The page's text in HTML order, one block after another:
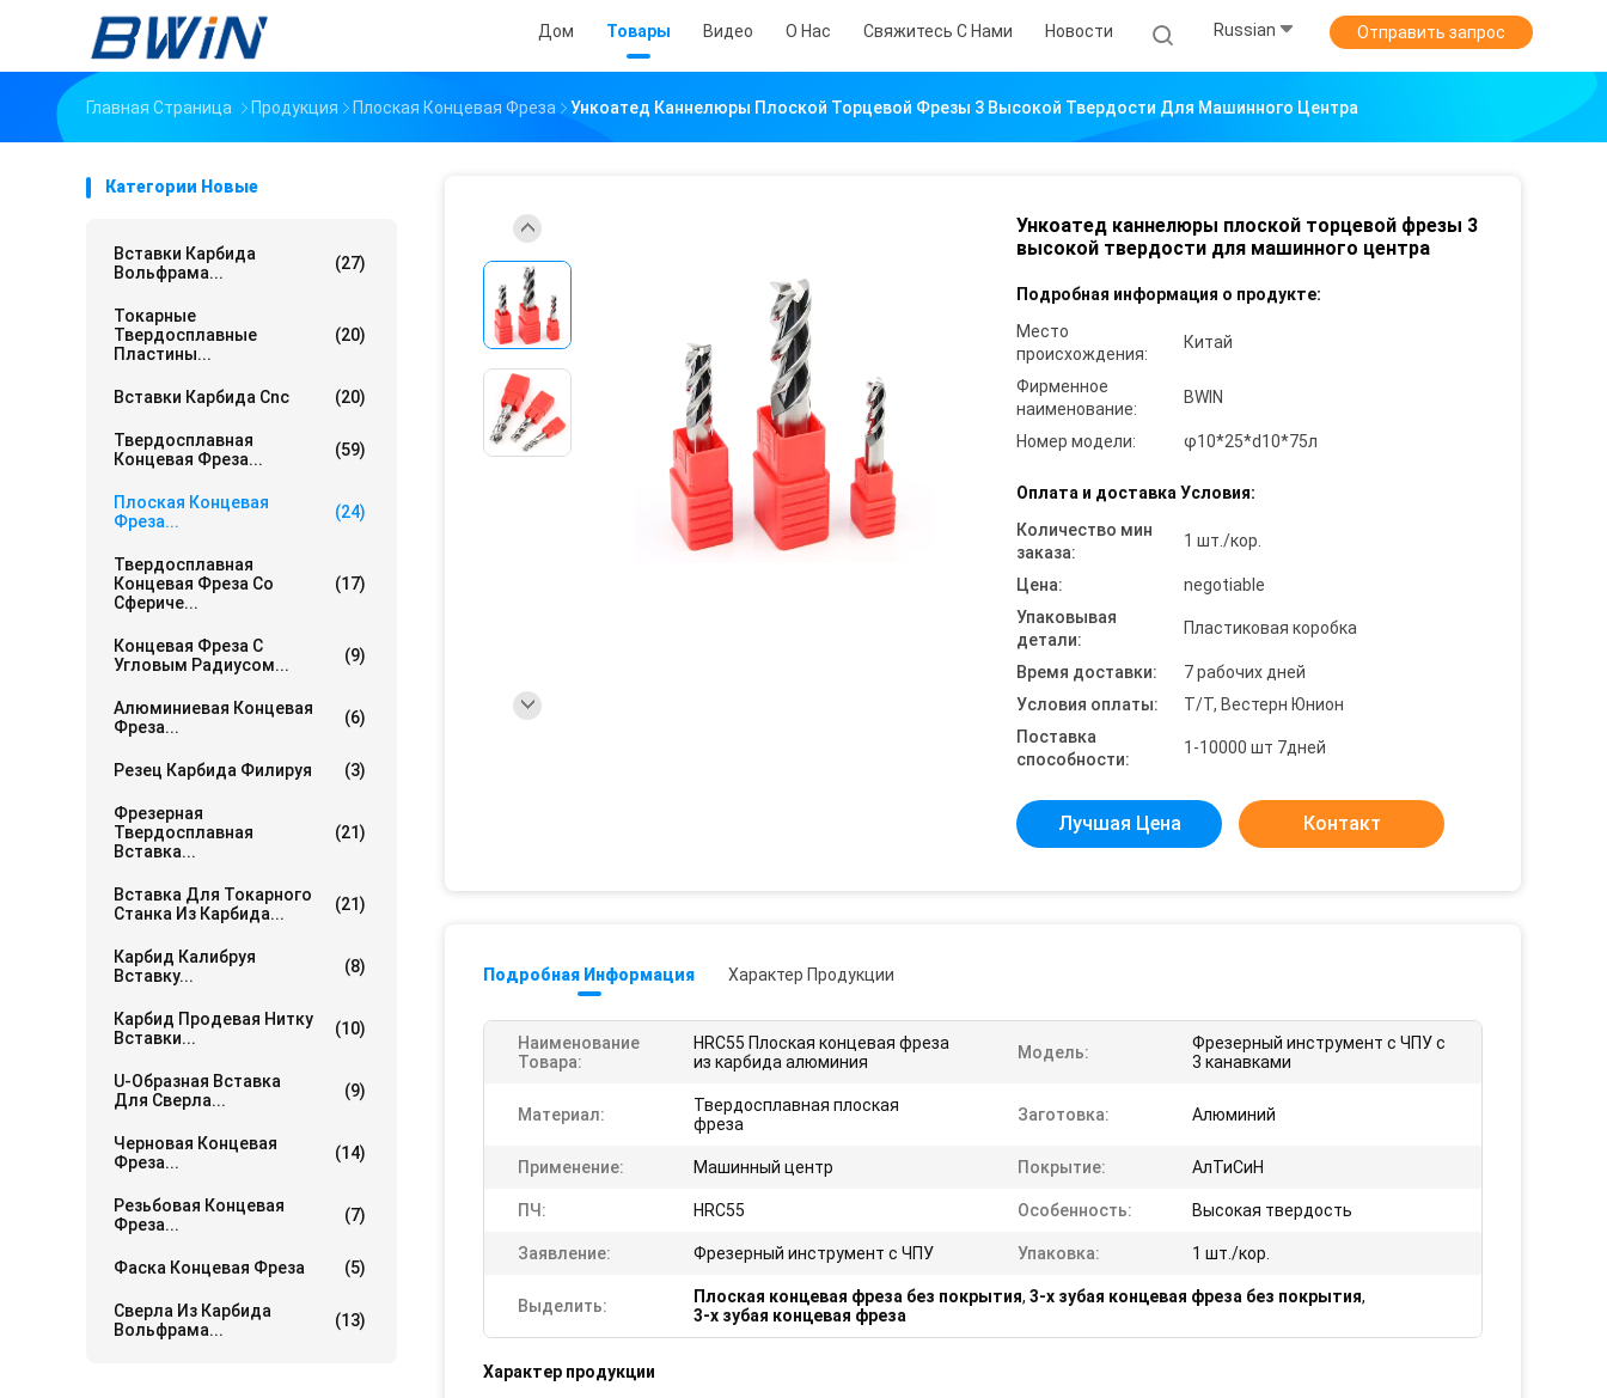
Дом Товары Видео О Нас Свяжитесь С Нами Новости Russian Отправить запрос
Главная Страница Продукция Плоская Концевая Фреза Ункоатед Каннелюры Плоской Торцевой Фрезы 3 Высокой Твердости Для Машинного Центра
Категории Новые
Вставки Карбида
Вольфрама...
(27)
Токарные
Твердосплавные
Пластины...
(20)
Вставки Карбида Cnc (20)
Твердосплавная
Концевая Фреза...
(59)
Плоская Концевая
Фреза...
(24)
Твердосплавная
Концевая Фреза Со
Сфериче...
(17)
Концевая Фреза С
Угловым Радиусом...
(9)
Алюминиевая Концевая
Фреза...
(6)
Резец Карбида Филируя (3)
Фрезерная
Твердосплавная
Вставка...
(21)
Вставка Для Токарного
Станка Из Карбида...
(21)
Карбид Калибруя
Вставку...
(8)
Карбид Продевая Нитку
Вставки...
(10)
U-Образная Вставка
Для Сверла...
(9)
Черновая Концевая
Фреза...
(14)
Резьбовая Концевая
Фреза...
(7)
Фаска Концевая Фреза (5)
Сверла Из Карбида
Вольфрама...
(13)
Ункоатед каннелюры плоской торцевой фрезы 3
высокой твердости для машинного центра
Подробная информация о продукте:
Место
происхождения:
Китай
Фирменное
наименование:
BWIN
Номер модели: φ10*25*d10*75л
Оплата и доставка Условия:
Количество мин
заказа:
1 шт./кор.
Цена:
negotiable
Упаковывая
детали:
Пластиковая коробка
Время доставки:
7 рабочих дней
Условия оплаты:
Т/Т, Вестерн Юнион
Поставка
способности:
1-10000 шт 7дней
Лучшая Цена Контакт
Подробная Информация Характер Продукции
Наименование
Товара:
HRC55 Плоская концевая фреза
из карбида алюминия
Модель:
Фрезерный инструмент с ЧПУ с
3 канавками
Материал:
Твердосплавная плоская
фреза
Заготовка: Алюминий
Применение: Машинный центр Покрытие: АлТиСиН
ПЧ: HRC55 Особенность: Высокая твердость
Заявление: Фрезерный инструмент с ЧПУ Упаковка: 1 шт./кор.
Выделить: Плоская концевая фреза без покрытия, 3-х зубая концевая фреза без покрытия,
3-х зубая концевая фреза
Характер продукции